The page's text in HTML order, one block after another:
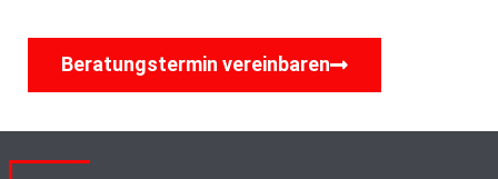
Beratungstermin vereinbaren